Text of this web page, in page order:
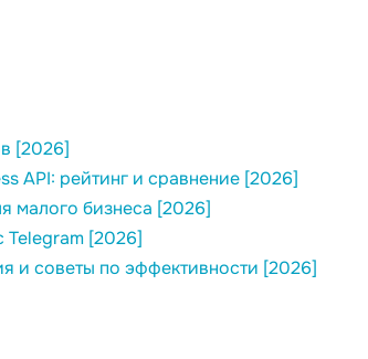
[2026]
API: рейтинг и сравнение [2026]
малого бизнеса [2026]
Telegram [2026]
и советы по эффективности [2026]